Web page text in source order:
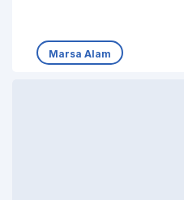
Marsa Alam